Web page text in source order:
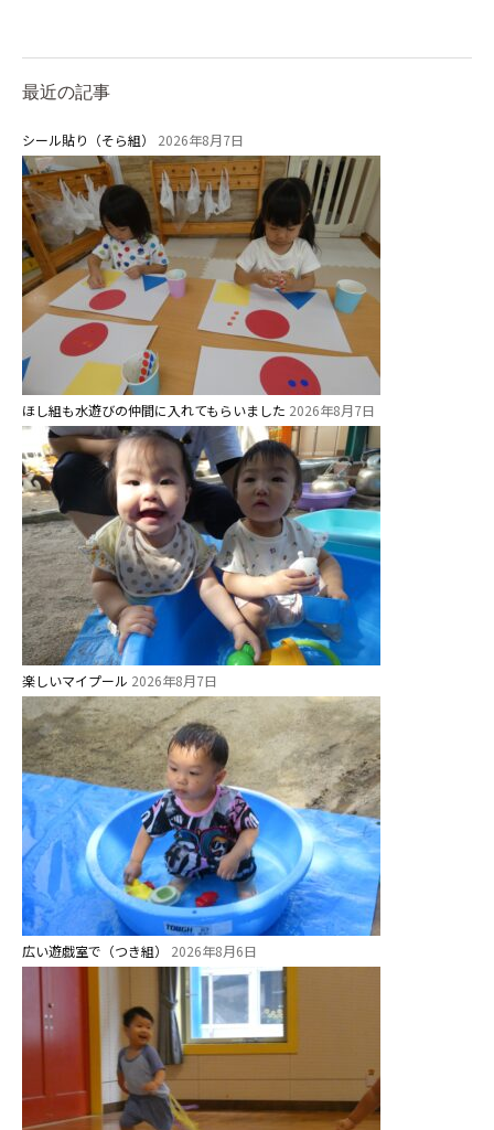
最近の記事
シール貼り（そら組） 2026年8月7日
ほし組も水遊びの仲間に入れてもらいました 2026年8月7日
楽しいマイプール 2026年8月7日
広い遊戯室で（つき組） 2026年8月6日
課外教室
理事長のことば
教育と保育
美⽊多幼稚園の理想
園の1⽇
年間⾏事
預かり保育［ヒラソル ]
美⽊多チコス
美⽊多チコスについて
美⽊多チコスブログ
未就園児クラス
0歳親子登園［マカロンクラス ]
1歳・2歳親子登園［マリポサクラ
ス ]
2歳児ひとり登園［ゆず組 ]
グループ施設・
関係先リンク
学校法⼈鴨⾕学園 鳳幼稚園
学校法⼈諏訪森学園 諏訪森幼稚
園
⼤阪府私⽴幼稚園連盟
社会福祉法人野田福祉会